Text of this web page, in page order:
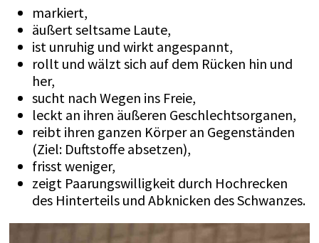
markiert,
äußert seltsame Laute,
ist unruhig und wirkt angespannt,
rollt und wälzt sich auf dem Rücken hin und
her,
sucht nach Wegen ins Freie,
leckt an ihren äußeren Geschlechtsorganen,
reibt ihren ganzen Körper an Gegenständen
(Ziel: Duftstoffe absetzen),
frisst weniger,
zeigt Paarungswilligkeit durch Hochrecken
des Hinterteils und Abknicken des Schwanzes.